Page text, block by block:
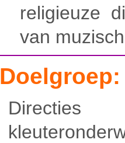
religieuze
van
Doelgroep:
Directies